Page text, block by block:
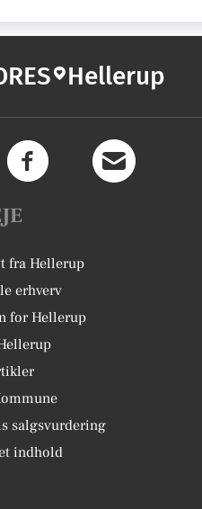
Hellerup
fra Hellerup
erhverv
for Hellerup
salgsvurdering
indhold